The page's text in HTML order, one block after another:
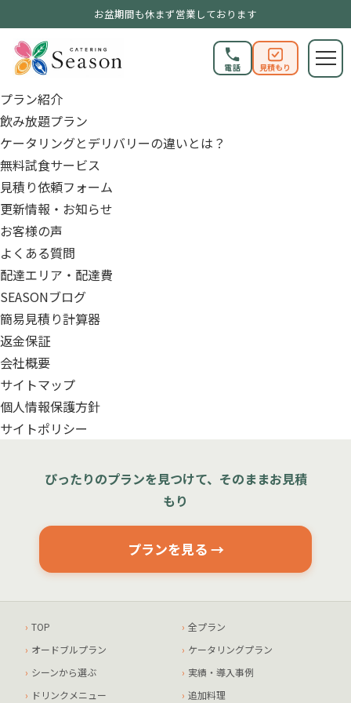
お盆期間も休まず営業しております
電話 見積もり
ケータリング&デリバリーSEASON トップページ
初めての方へ
ケータリングSEASONが選ばれる理由
安さの秘訣
プラン紹介
飲み放題プラン
ケータリングとデリバリーの違いとは？
無料試食サービス
見積り依頼フォーム
更新情報・お知らせ
お客様の声
よくある質問
配達エリア・配達費
SEASONブログ
簡易見積り計算器
返金保証
会社概要
サイトマップ
個人情報保護方針
サイトポリシー
ぴったりのプランを見つけて、そのままお見積
もり
プランを見る →
TOP
全プラン
オードブルプラン
ケータリングプラン
シーンから選ぶ
実績・導入事例
ドリンクメニュー
追加料理